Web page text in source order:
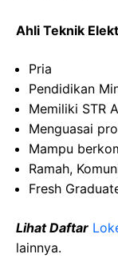
Ahli Teknik
Pria
Pendidikan
Memiliki STR
Menguasai
Mampu
Ramah,
Fresh
Lihat Daftar
lainnya.